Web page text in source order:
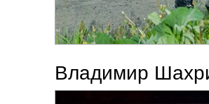
Владимир